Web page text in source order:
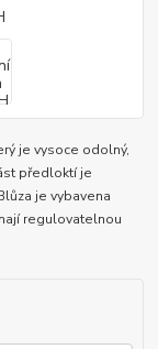
je vysoce odolný,
předloktí je
je vybavena
regulovatelnou